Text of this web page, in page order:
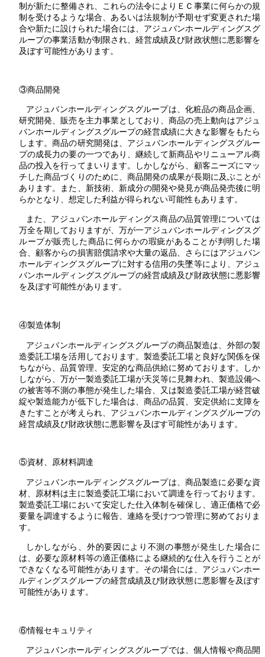
制が新たに整備され、これらの法令によりＥＣ事業に何らかの規
制を受けるような場合、あるいは法規制が予期せず変更された場
合や新たに設けられた場合には、アジュバンホールディングスグ
ループの事業活動が制限され、経営成績及び財政状態に悪影響を
及ぼす可能性があります。
③商品開発
アジュバンホールディングスグループは、化粧品の商品企画、
研究開発、販売を主力事業としており、商品の売上動向はアジュ
バンホールディングスグループの経営成績に大きな影響をもたら
します。商品の研究開発は、アジュバンホールディングスグルー
プの成長力の要の一つであり、継続して新商品やリニューアル商
品の投入を行ってまいります。しかしながら、顧客ニーズにマッ
チした商品づくりのために、商品開発の成果が長期に及ぶことが
あります。また、新技術、新成分の開発や発見が商品発売後に明
らかとなり、想定した利益が得られない可能性もあります。
また、アジュバンホールディングス商品の品質管理については
万全を期しておりますが、万が一アジュバンホールディングスグ
ループが販売した商品に何らかの瑕疵があることが判明した場
合、顧客からの損害賠償請求や大量の返品、さらにはアジュバン
ホールディングスグループに対する信用の失墜等により、アジュ
バンホールディングスグループの経営成績及び財政状態に悪影響
を及ぼす可能性があります。
④製造体制
アジュバンホールディングスグループの商品製造は、外部の製
造委託工場を活用しております。製造委託工場と良好な関係を保
ちながら、品質管理、安定的な商品供給に努めております。しか
しながら、万が一製造委託工場が天災等に見舞われ、製造設備へ
の被害等不測の事態が発生した場合、又は製造委託工場が経営破
綻や製造能力が低下した場合は、商品の品質、安定供給に支障を
きたすことが考えられ、アジュバンホールディングスグループの
経営成績及び財政状態に悪影響を及ぼす可能性があります。
⑤資材、原材料調達
アジュバンホールディングスグループは、商品製造に必要な資
材、原材料は主に製造委託工場において調達を行っております。
製造委託工場において安定した仕入体制を確保し、適正価格で必
要量を調達するように報告、連絡を受けつつ管理に努めておりま
す。
しかしながら、外的要因により不測の事態が発生した場合に
は、必要な原材料等の適正価格による継続的な仕入を行うことが
できなくなる可能性があります。その場合には、アジュバンホー
ルディングスグループの経営成績及び財政状態に悪影響を及ぼす
可能性があります。
⑥情報セキュリティ
アジュバンホールディングスグループでは、個人情報や商品開